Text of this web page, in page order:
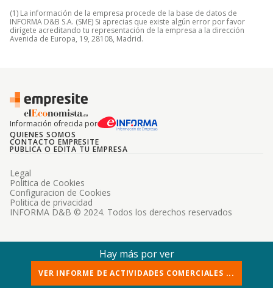
(1) La información de la empresa procede de la base de datos de
INFORMA D&B S.A. (SME) Si aprecias que existe algún error por favor
dirígete acreditando tu representación de la empresa a la dirección
Avenida de Europa, 19, 28108, Madrid.
Información ofrecida por
QUIENES SOMOS
CONTACTO EMPRESITE
PUBLICA O EDITA TU EMPRESA
INFORMA D&B © 2024. Todos los derechos reservados
Legal
Politica de Cookies
Configuracion de Cookies
Politica de privacidad
Hay más por ver
VER INFORME DE ACTIVIDADES COMERCIALES ...